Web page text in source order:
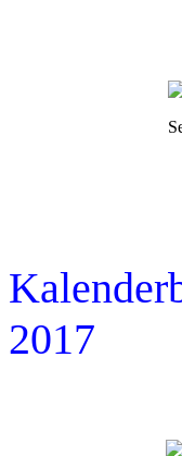
2017